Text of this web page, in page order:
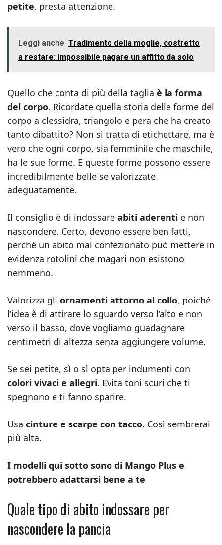
petite, presta attenzione.
Leggi anche Tradimento della moglie, costretto
a restare: impossibile pagare un affitto da solo
Quello che conta di più della taglia è la forma
del corpo. Ricordate quella storia delle forme del
corpo a clessidra, triangolo e pera che ha creato
tanto dibattito? Non si tratta di etichettare, ma è
vero che ogni corpo, sia femminile che maschile,
ha le sue forme. E queste forme possono essere
incredibilmente belle se valorizzate
adeguatamente.
Il consiglio è di indossare abiti aderenti e non
nascondere. Certo, devono essere ben fatti,
perché un abito mal confezionato può mettere in
evidenza rotolini che magari non esistono
nemmeno.
Valorizza gli ornamenti attorno al collo, poiché
l’idea è di attirare lo sguardo verso l’alto e non
verso il basso, dove vogliamo guadagnare
centimetri di altezza senza aggiungere volume.
Se sei petite, sì o sì opta per indumenti con
colori vivaci e allegri. Evita toni scuri che ti
spegnono e ti fanno sparire.
Usa cinture e scarpe con tacco. Così sembrerai
più alta.
I modelli qui sotto sono di Mango Plus e
potrebbero adattarsi bene a te
Quale tipo di abito indossare per
nascondere la pancia